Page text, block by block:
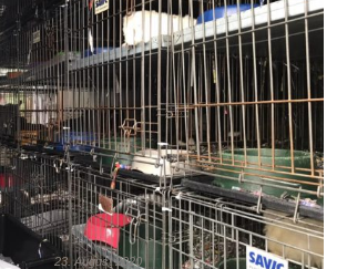
23. August 2020